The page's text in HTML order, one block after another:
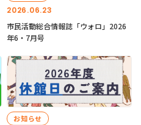
2026.06.23
市民活動総合情報誌「ウォロ」2026
年6・7月号
お知らせ